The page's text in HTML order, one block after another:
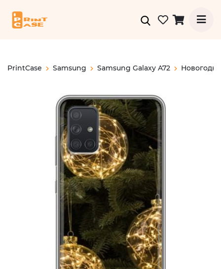
PrintCase Samsung Samsung Galaxy A72